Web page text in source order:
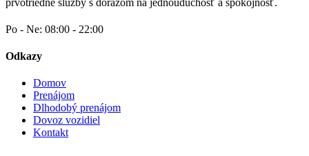
Po - Ne: 08:00 - 22:00
Odkazy
Domov
Prenájom
Dlhodobý prenájom
Dovoz vozidiel
Kontakt